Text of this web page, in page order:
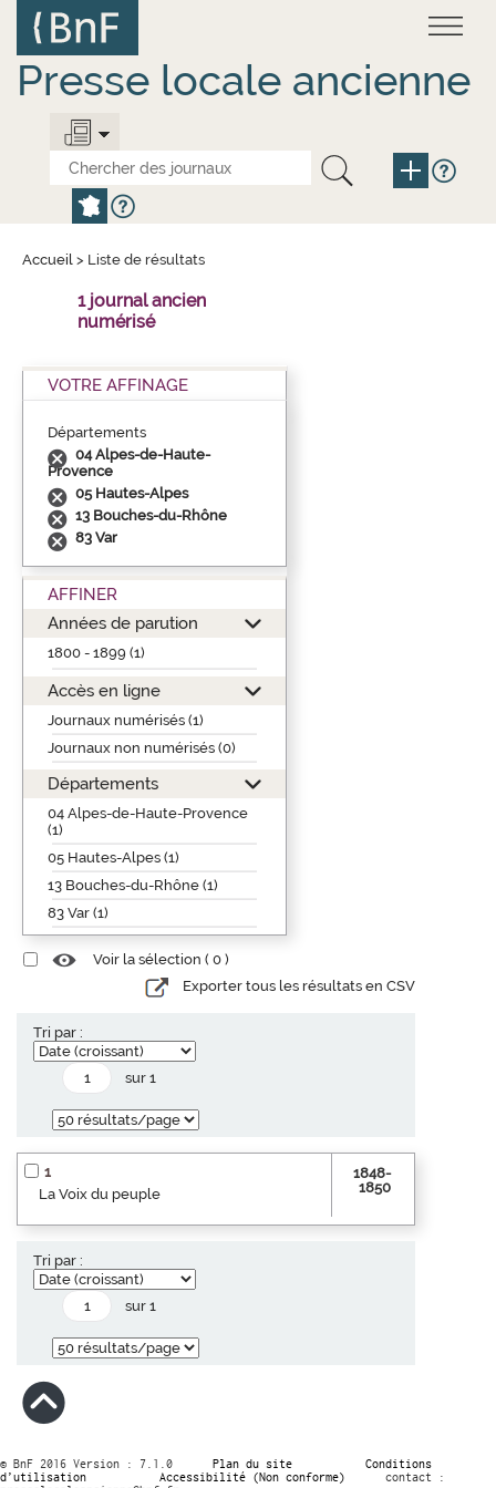
contenu
principal
Presse locale ancienne
Accueil > Liste de résultats
1 journal ancien
numérisé
VOTRE AFFINAGE
Départements
04 Alpes-de-Haute-
Provence
05 Hautes-Alpes
13 Bouches-du-Rhône
83 Var
AFFINER
Années de parution
1800 - 1899 (1)
Accès en ligne
Journaux numérisés (1)
Journaux non numérisés (0)
Départements
04 Alpes-de-Haute-Provence
(1)
05 Hautes-Alpes (1)
13 Bouches-du-Rhône (1)
83 Var (1)
Voir la sélection ( 0 )
Exporter tous les résultats en CSV
Tri par :
sur 1
1
La Voix du peuple
1848-
1850
Tri par :
sur 1
© BnF 2016 Version : 7.1.0 Plan du site
Conditions
d’utilisation
Accessibilité (Non conforme)
contact :
Panneau de gestion des cookies